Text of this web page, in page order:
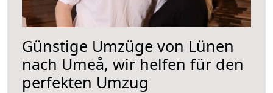
Günstige Umzüge von Lünen
nach Umeå, wir helfen für den
perfekten Umzug